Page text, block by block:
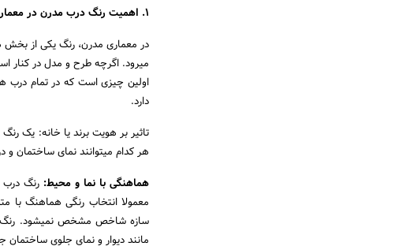
۱. اهمیت رنگ درب مدرن در معماری معاصر
در معماری مدرن، رنگ یکی از
میرود. اگرچه طرح و مدل در کنار
اولین چیزی است که در تمام
دارد.
تاثیر بر هویت برند یا خانه: یک
هر کدام میتوانند نمای ساختمان و
هماهنگی با نما و محیط: رنگ درب
معمولا انتخاب رنگی هماهنگ با
سازه شاخص مشخص نمیشود.
مانند دیوار و نمای جلوی ساختمان